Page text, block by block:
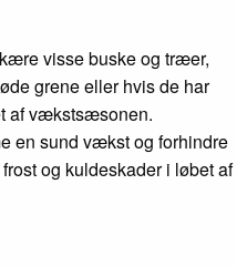
visse buske og træer,
grene eller hvis de har
af vækstsæsonen.
en sund vækst og forhindre
og kuldeskader i løbet af